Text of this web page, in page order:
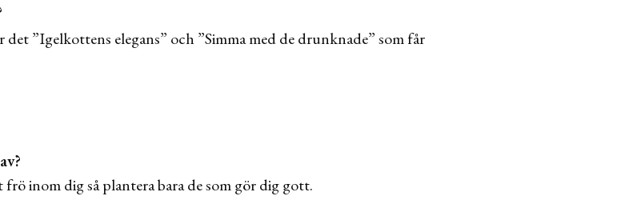
”Igelkottens elegans” och ”Simma med de drunknade” som får
inom dig så plantera bara de som gör dig gott.